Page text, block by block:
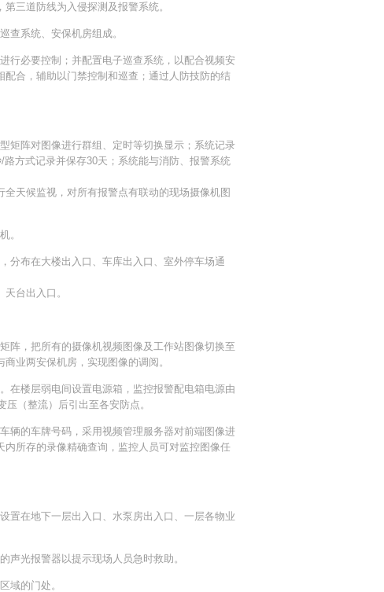
三道防线为入侵探测及报警系统。
系统、安保机房组成。
必要控制；并配置电子巡查系统，以配合视频安
合，辅助以门禁控制和巡查；通过人防技防的结
阵对图像进行群组、定时等切换显示；系统记录
方式记录并保存30天；系统能与消防、报警系统
天候监视，对所有报警点有联动的现场摄像机图
。
布在大楼出入口、车库出入口、室外停车场通
台出入口。
，把所有的摄像机视频图像及工作站图像切换至
业两安保机房，实现图像的调阅。
楼层弱电间设置电源箱，监控报警配电箱电源由
（整流）后引出至各安防点。
的车牌号码，采用视频管理服务器对前端图像进
所存的录像精确查询，监控人员可对监控图像任
在地下一层出入口、水泵房出入口、一层各物业
光报警器以提示现场人员急时救助。
的门处。